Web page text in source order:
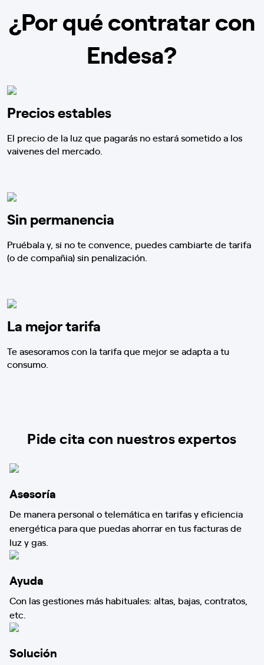
¿Por qué contratar con
Endesa?
Precios estables
El precio de la luz que pagarás no estará sometido a los
vaivenes del mercado.
Sin permanencia
Pruébala y, si no te convence, puedes cambiarte de tarifa
(o de compañia) sin penalización.
La mejor tarifa
Te asesoramos con la tarifa que mejor se adapta a tu
consumo.
Pide cita con nuestros expertos
Asesoría
De manera personal o telemática en tarifas y eficiencia
energética para que puedas ahorrar en tus facturas de
luz y gas.
Ayuda
Con las gestiones más habituales: altas, bajas, contratos,
etc.
Solución